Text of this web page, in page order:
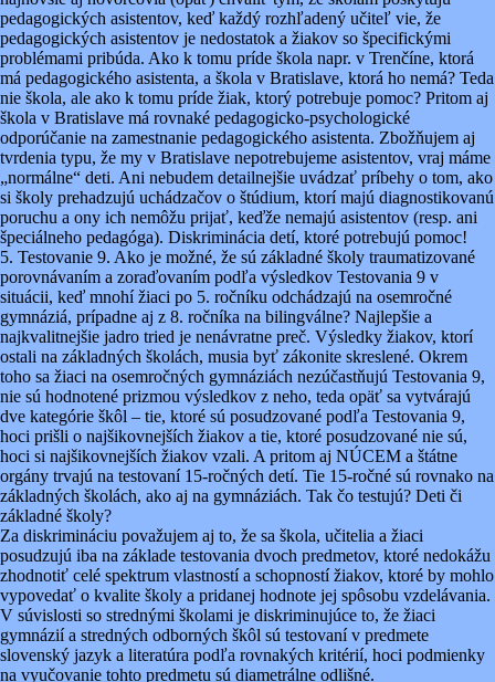
pedagogických asistentov, keď každý rozhľadený učiteľ vie, že
pedagogických asistentov je nedostatok a žiakov so špecifickými
problémami pribúda. Ako k tomu príde škola napr. v Trenčíne, ktorá
má pedagogického asistenta, a škola v Bratislave, ktorá ho nemá? Teda
nie škola, ale ako k tomu príde žiak, ktorý potrebuje pomoc? Pritom aj
škola v Bratislave má rovnaké pedagogicko-psychologické
odporúčanie na zamestnanie pedagogického asistenta. Zbožňujem aj
tvrdenia typu, že my v Bratislave nepotrebujeme asistentov, vraj máme
„normálne“ deti. Ani nebudem detailnejšie uvádzať príbehy o tom, ako
si školy prehadzujú uchádzačov o štúdium, ktorí majú diagnostikovanú
poruchu a ony ich nemôžu prijať, keďže nemajú asistentov (resp. ani
špeciálneho pedagóga). Diskriminácia detí, ktoré potrebujú pomoc!
5. Testovanie 9. Ako je možné, že sú základné školy traumatizované
porovnávaním a zoraďovaním podľa výsledkov Testovania 9 v
situácii, keď mnohí žiaci po 5. ročníku odchádzajú na osemročné
gymnáziá, prípadne aj z 8. ročníka na bilingválne? Najlepšie a
najkvalitnejšie jadro tried je nenávratne preč. Výsledky žiakov, ktorí
ostali na základných školách, musia byť zákonite skreslené. Okrem
toho sa žiaci na osemročných gymnáziách nezúčastňujú Testovania 9,
nie sú hodnotené prizmou výsledkov z neho, teda opäť sa vytvárajú
dve kategórie škôl – tie, ktoré sú posudzované podľa Testovania 9,
hoci prišli o najšikovnejších žiakov a tie, ktoré posudzované nie sú,
hoci si najšikovnejších žiakov vzali. A pritom aj NÚCEM a štátne
orgány trvajú na testovaní 15-ročných detí. Tie 15-ročné sú rovnako na
základných školách, ako aj na gymnáziách. Tak čo testujú? Deti či
základné školy?
Za diskrimináciu považujem aj to, že sa škola, učitelia a žiaci
posudzujú iba na základe testovania dvoch predmetov, ktoré nedokážu
zhodnotiť celé spektrum vlastností a schopností žiakov, ktoré by mohlo
vypovedať o kvalite školy a pridanej hodnote jej spôsobu vzdelávania.
V súvislosti so strednými školami je diskriminujúce to, že žiaci
gymnázií a stredných odborných škôl sú testovaní v predmete
slovenský jazyk a literatúra podľa rovnakých kritérií, hoci podmienky
na vyučovanie tohto predmetu sú diametrálne odlišné.